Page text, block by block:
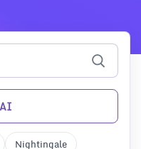
Nightingale